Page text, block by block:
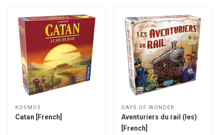
KOSMOS
Catan [French]
DAYS OF WONDER
Aventuriers du rail (les)
[French]